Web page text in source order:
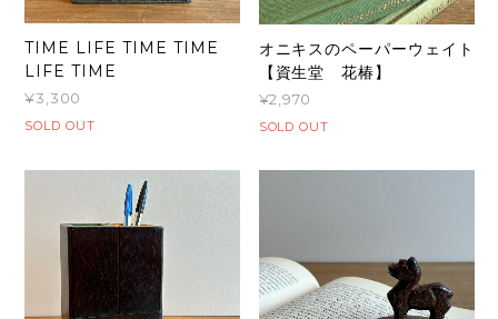
TIME LIFE TIME TIME
LIFE TIME
¥3,300
SOLD OUT
オニキスのペーパーウェイト
【資生堂 花椿】
¥2,970
SOLD OUT